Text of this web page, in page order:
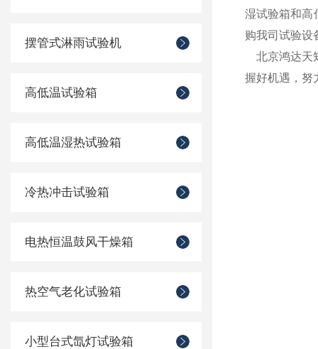
摆管式淋雨试验机
高低温试验箱
高低温湿热试验箱
冷热冲击试验箱
电热恒温鼓风干燥箱
热空气老化试验箱
小型台式氙灯试验箱
湿试验箱和高
购我司试验设
北京鸿达天
握好机遇，努